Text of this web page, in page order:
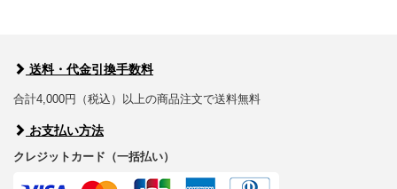
送料・代金引換手数料
合計4,000円（税込）以上の商品注文で送料無料
お支払い方法
クレジットカード（一括払い）